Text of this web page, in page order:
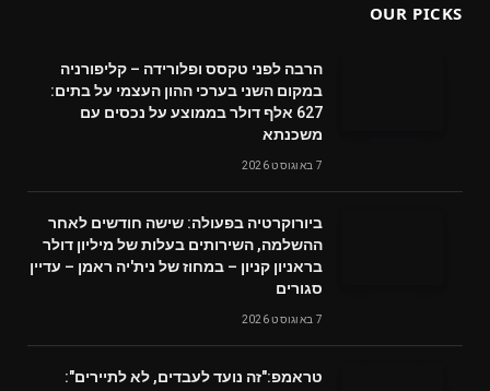
OUR PICKS
הרבה לפני טקסס ופלורידה – קליפורניה
במקום השני בערכי ההון העצמי על בתים:
627 אלף דולר בממוצע על נכסים עם
משכנתא
7 באוגוסט 2026
ביורוקרטיה בפעולה: שישה חודשים לאחר
ההשלמה, השירותים בעלות של מיליון דולר
בראניון קניון – במחוז של נית'יה ראמן – עדיין
סגורים
7 באוגוסט 2026
טראמפ:"זה נועד לעבדים, לא לתיירים":